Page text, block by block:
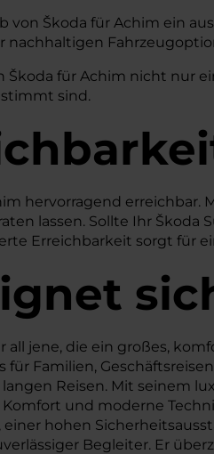
von Škoda für Achim ein
für Achim nicht nur
sind.
hervorragend
lassen. Sollte Ihr
Erreichbarkeit sorgt für
all jene, die ein großes,
für Familien,
Reisen. Mit seinem
Komfort und moderne
hohen
Begleiter. Er